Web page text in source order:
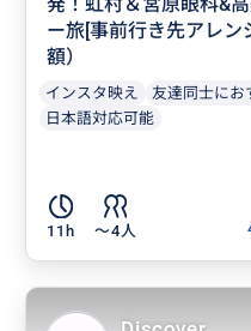
ー旅[事前行き先アレ
額）
インスタ映え 友達同士にお
日本語対応可能
11h 〜4人